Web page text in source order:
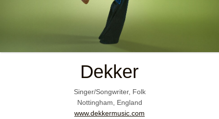
Dekker
Singer/Songwriter, Folk
Nottingham, England
www.dekkermusic.com